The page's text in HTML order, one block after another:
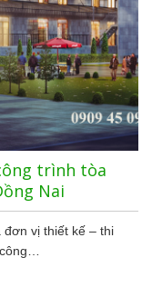
trình tòa
Nai
vị thiết kế – thi